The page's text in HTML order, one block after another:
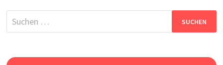
Suchen
nach: